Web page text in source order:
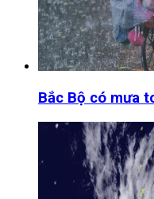
Bắc Bộ có mưa